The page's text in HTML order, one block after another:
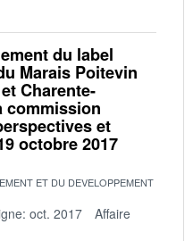
du label
Marais Poitevin
Charente-
commission
et
octobre 2017
ET DU DEVELOPPEMENT
oct. 2017
Affaire